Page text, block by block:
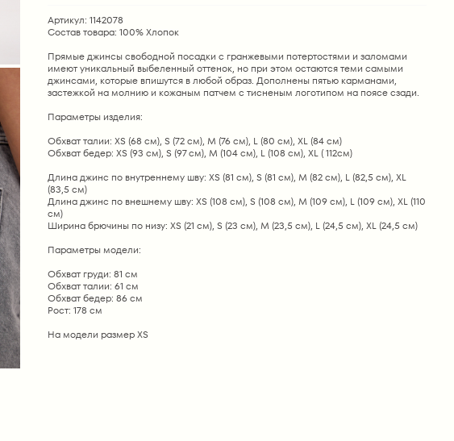
Артикул: 1142078
Состав товара: 100% Хлопок
Прямые джинсы свободной посадки с гранжевыми потертостями и заломами
имеют уникальный выбеленный оттенок, но при этом остаются теми самыми
джинсами, которые впишутся в любой образ. Дополнены пятью карманами,
застежкой на молнию и кожаным патчем с тисненым логотипом на поясе сзади.
Параметры изделия:
Обхват талии: XS (68 см), S (72 см), М (76 см), L (80 см), XL (84 см)
Обхват бедер: XS (93 см), S (97 см), М (104 см), L (108 см), XL ( 112см)
Длина джинс по внутреннему шву: XS (81 см), S (81 см), М (82 см), L (82,5 см), XL
(83,5 см)
Длина джинс по внешнему шву: XS (108 см), S (108 см), М (109 см), L (109 см), XL (110
см)
Ширина брючины по низу: XS (21 см), S (23 см), М (23,5 см), L (24,5 см), XL (24,5 см)
Параметры модели:
Обхват груди: 81 см
Обхват талии: 61 см
Обхват бедер: 86 см
Рост: 178 см
На модели размер ХS